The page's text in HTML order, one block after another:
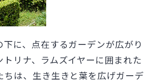
に、点在するガーデンが広がり
リナ、ラムズイヤーに囲まれた
は、生き生きと葉を広げガーデ